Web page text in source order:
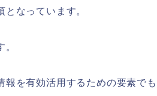
なっています。
を有効活用するための要素でも